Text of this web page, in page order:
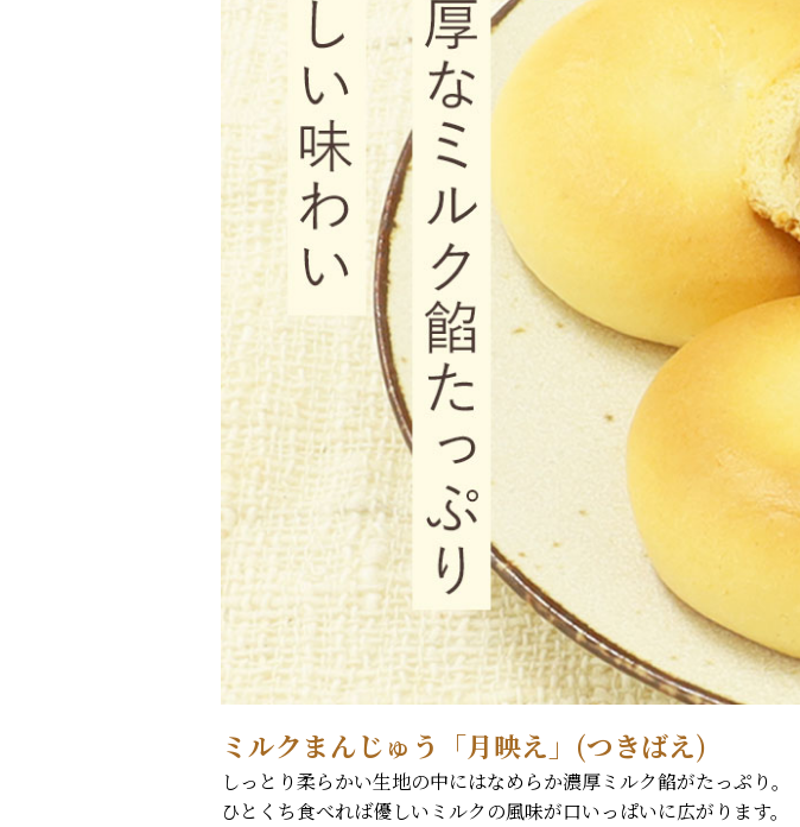
ミルクまんじゅう「月映え」(つきばえ)
しっとり柔らかい生地の中にはなめらか濃厚ミルク餡がたっぷり。
ひとくち食べれば優しいミルクの風味が口いっぱいに広がります。